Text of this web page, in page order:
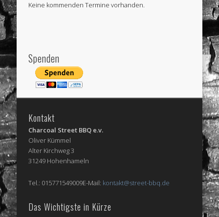
Keine kommenden Termine vorhanden.
Spenden
Kontakt
Charcoal Street BBQ e.v.
Oliver Kümmel
Alter Kirchweg 3
31249 Hohenhameln
Tel.: 015771549009E-Mail: kontakt@street-bbq.de
Das Wichtigste in Kürze